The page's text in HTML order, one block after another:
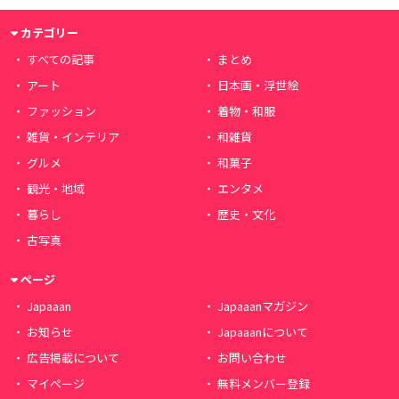
カテゴリー
すべての記事
まとめ
アート
日本画・浮世絵
ファッション
着物・和服
雑貨・インテリア
和雑貨
グルメ
和菓子
観光・地域
エンタメ
暮らし
歴史・文化
古写真
ページ
Japaaan
Japaaanマガジン
お知らせ
Japaaanについて
広告掲載について
お問い合わせ
マイページ
無料メンバー登録